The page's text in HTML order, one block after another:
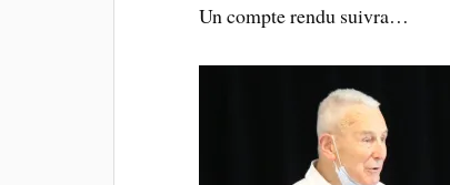
Un compte rendu suivra…